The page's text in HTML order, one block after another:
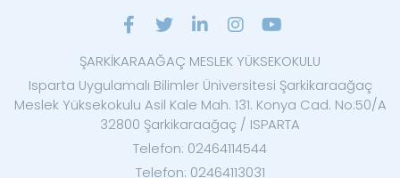
ŞARKİKARAAĞAÇ MESLEK YÜKSEKOKULU
Isparta Uygulamalı Bilimler Üniversitesi Şarkikaraağaç
Meslek Yüksekokulu Asil Kale Mah. 131. Konya Cad. No:50/A
32800 Şarkikaraağaç / ISPARTA
Telefon: 02464114544
Telefon: 02464113031